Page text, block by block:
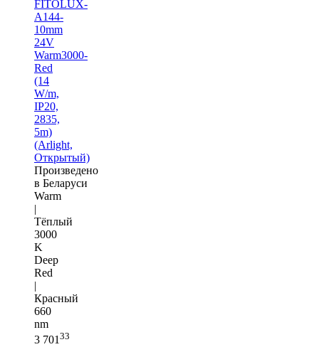
FITOLUX-
A144-
10mm
24V
Warm3000-
Red
(14
W/m,
IP20,
2835,
5m)
(Arlight,
Открытый)
Произведено
в Беларуси
Warm
|
Тёплый
3000
K
Deep
Red
|
Красный
660
nm
3 701 33